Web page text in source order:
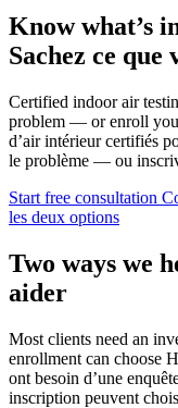
Know what’s
Sachez ce que
Certified indoor air
problem — or enroll
d’air intérieur certifiés
le problème — ou
Start free consultation
les deux options
Two ways we
aider
Most clients need an
enrollment can choose
ont besoin d’une
inscription peuvent